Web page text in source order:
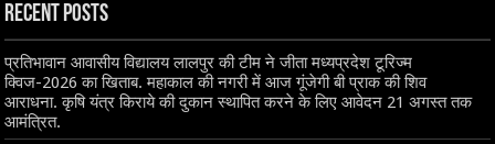
Recent Posts
प्रतिभावान आवासीय विद्यालय लालपुर की टीम ने जीता मध्यप्रदेश टूरिज्म
क्विज-2026 का खिताब. महाकाल की नगरी में आज गूंजेगी बी प्राक की शिव
आराधना. कृषि यंत्र किराये की दुकान स्थापित करने के लिए आवेदन 21 अगस्त तक
आमंत्रित.